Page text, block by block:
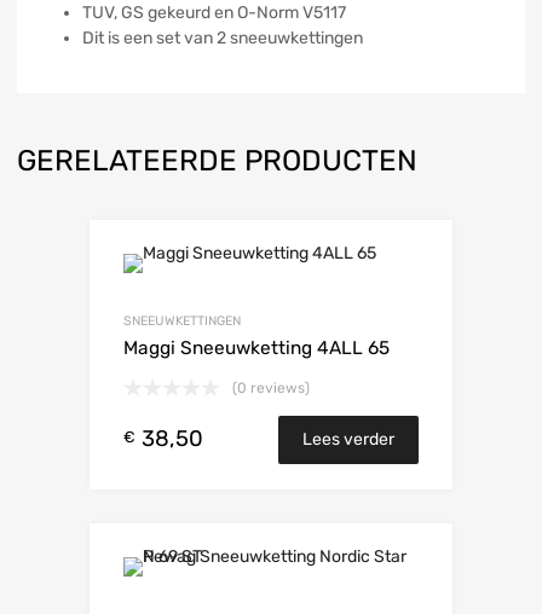
TUV, GS gekeurd en O-Norm V5117
Dit is een set van 2 sneeuwkettingen
GERELATEERDE PRODUCTEN
SNEEUWKETTINGEN
Maggi Sneeuwketting 4ALL 65
(0 reviews)
€ 38,50 Lees verder